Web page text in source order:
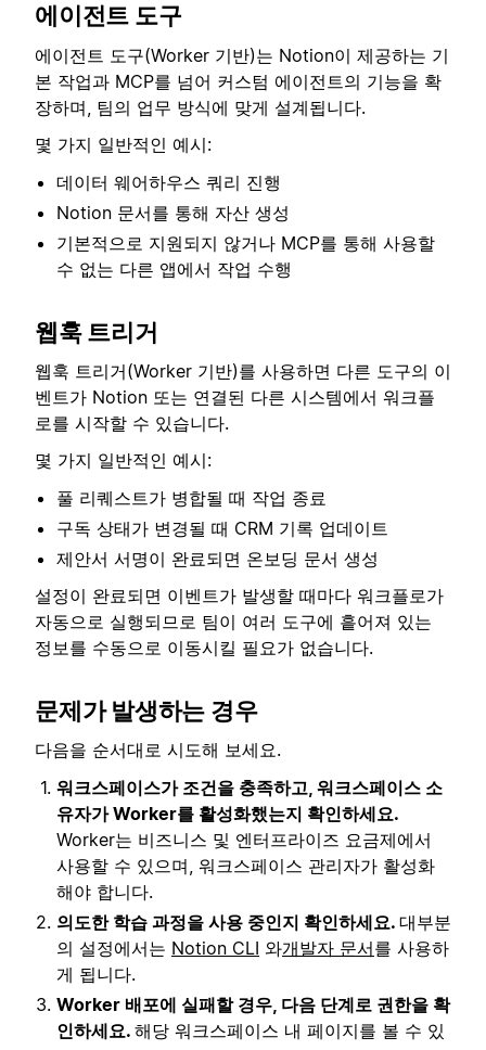
에이전트 도구
에이전트 도구(Worker 기반)는 Notion이 제공하는 기
본 작업과 MCP를 넘어 커스텀 에이전트의 기능을 확
장하며, 팀의 업무 방식에 맞게 설계됩니다.
몇 가지 일반적인 예시:
데이터 웨어하우스 쿼리 진행
Notion 문서를 통해 자산 생성
기본적으로 지원되지 않거나 MCP를 통해 사용할
수 없는 다른 앱에서 작업 수행
웹훅 트리거
웹훅 트리거(Worker 기반)를 사용하면 다른 도구의 이
벤트가 Notion 또는 연결된 다른 시스템에서 워크플
로를 시작할 수 있습니다.
몇 가지 일반적인 예시:
풀 리퀘스트가 병합될 때 작업 종료
구독 상태가 변경될 때 CRM 기록 업데이트
제안서 서명이 완료되면 온보딩 문서 생성
설정이 완료되면 이벤트가 발생할 때마다 워크플로가
자동으로 실행되므로 팀이 여러 도구에 흩어져 있는
정보를 수동으로 이동시킬 필요가 없습니다.
문제가 발생하는 경우
다음을 순서대로 시도해 보세요.
워크스페이스가 조건을 충족하고, 워크스페이스 소
유자가 Worker를 활성화했는지 확인하세요.
Worker는 비즈니스 및 엔터프라이즈 요금제에서
사용할 수 있으며, 워크스페이스 관리자가 활성화
해야 합니다.
의도한 학습 과정을 사용 중인지 확인하세요. 대부분
의 설정에서는 Notion CLI 와개발자 문서를 사용하
게 됩니다.
Worker 배포에 실패할 경우, 다음 단계로 권한을 확
인하세요. 해당 워크스페이스 내 페이지를 볼 수 있